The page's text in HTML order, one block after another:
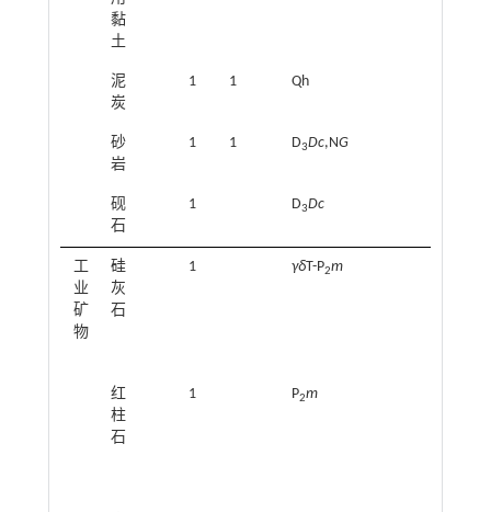
黏
土
泥
炭
1 1 Qh
砂
岩
1 1 D3Dc,NG
砚
石
1 D3Dc
工
业
矿
物
硅
灰
石
1 γδT-P2m
红
柱
石
1 P2m